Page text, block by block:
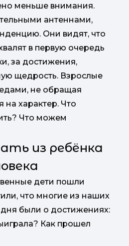
меньше внимания.
антеннами,
Они видят, что
в первую очередь
за достижения,
щедрость. Взрослые
не обращая
на характер. Что
Что можем
из ребёнка
дети пошли
что многие из наших
были о достижениях:
Как прошел